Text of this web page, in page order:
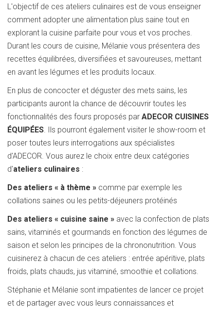
L'objectif de ces ateliers culinaires est de vous enseigner
comment adopter une alimentation plus saine tout en
explorant la cuisine parfaite pour vous et vos proches.
Durant les cours de cuisine, Mélanie vous présentera des
recettes équilibrées, diversifiées et savoureuses, mettant
en avant les légumes et les produits locaux.
En plus de concocter et déguster des mets sains, les
participants auront la chance de découvrir toutes les
fonctionnalités des fours proposés par ADECOR CUISINES
ÉQUIPÉES. Ils pourront également visiter le show-room et
poser toutes leurs interrogations aux spécialistes
d'ADECOR. Vous aurez le choix entre deux catégories
d'ateliers culinaires :
Des ateliers « à thème » comme par exemple les
collations saines ou les petits-déjeuners protéinés
Des ateliers « cuisine saine » avec la confection de plats
sains, vitaminés et gourmands en fonction des légumes de
saison et selon les principes de la chrononutrition. Vous
cuisinerez à chacun de ces ateliers : entrée apéritive, plats
froids, plats chauds, jus vitaminé, smoothie et collations.
Stéphanie et Mélanie sont impatientes de lancer ce projet
et de partager avec vous leurs connaissances et